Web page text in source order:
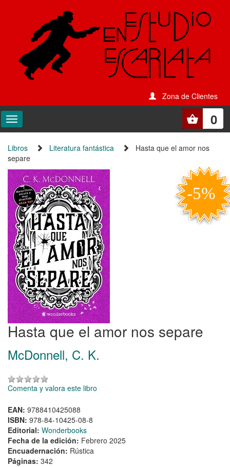
Zona de Clientes
0
Libros Literatura fantástica
Hasta que el amor nos
separe
Hasta que el amor nos separe
McDonnell, C. K.
Comenta y valora este libro
EAN: 9788410425088
ISBN: 978-84-10425-08-8
Editorial: Wonderbooks
Fecha de la edición: Febrero 2025
Encuadernación: Rústica
Páginas: 342